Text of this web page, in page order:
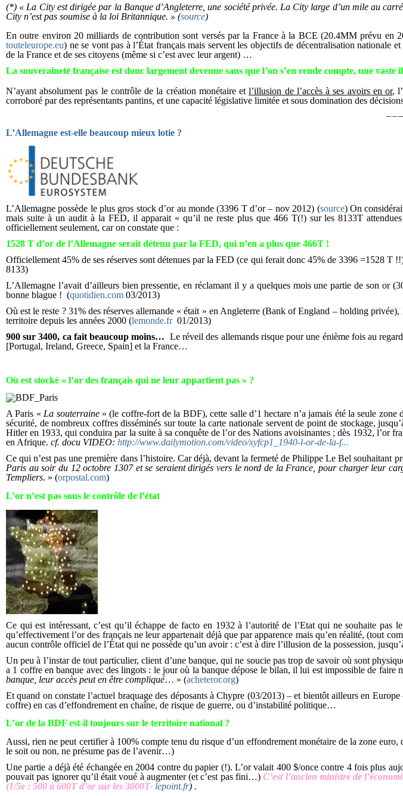
(*) « La City est dirigée par la Banque d’Angleterre, une société privée. La City large d’un mile au
City n’est pas soumise à la loi Britannique. » (source)
En outre environ 20 milliards de contribution sont versés par la France à la BCE (20.4MM prévu en
touteleurope.eu) ne se vont pas à l’État français mais servent les objectifs de décentralisation nationale
de la France et de ses citoyens (même si c’est avec leur argent) …
La souveraineté française est donc largement devenue sans que l’on s’en rende compte, une
N’ayant absolument pas le contrôle de la création monétaire etl’illusion de l’accès à ses avoirs en or,
corroboré par des représentants pantins, et une capacité législative limitée et sous domination des
L’Allemagne est-elle beaucoup mieux lotie ?
L’Allemagne possède le plus gros stock d’or au monde (3396 T d’or – nov 2012) (source) On
mais suite à un audit à la FED, il apparait « qu’il ne reste plus que 466 T(!) sur les 8133T
officiellement seulement, car on constate que :
1528 T d’or de l’Allemagne serait détenu par la FED, qui n’en a plus que 466T !
Officiellement 45% de ses réserves sont détenues par la FED (ce qui ferait donc 45% de 3396 =1528 T
8133)
L’Allemagne l’avait d’ailleurs bien pressentie, en réclamant il y a quelques mois une partie de son
bonne blague ! (quotidien.com 03/2013)
Où est le reste ? 31% des réserves allemande « était » en Angleterre (Bank of England – holding
territoire depuis les années 2000 (lemonde.fr01/2013)
900 sur 3400, ca fait beaucoup moins… Le réveil des allemands risque pour une énième fois au
[Portugal, Ireland, Greece, Spain] et la France…
Où est stocké « l’or des français qui ne leur appartient pas » ?
A Paris « La souterraine» (le coffre-fort de la BDF), cette salle d’1 hectare n’a jamais été la seule
sécurité, de nombreux coffres disséminés sur toute la carte nationale servent de point de stockage,
Hitler en 1933, qui conduira par la suite à sa conquête de l’or des Nations avoisinantes ; dès 1932, l’or
en Afrique. cf. docu VIDEO: http://www.dailymotion.com/video/xyfcp1_1940-l-or-de-la-f...
Ce qui n’est pas une première dans l’histoire. Car déjà, devant la fermeté de Philippe Le Bel souhaitant
Paris au soir du 12 octobre 1307 et se seraient dirigés vers le nord de la France, pour charger leur
Templiers. » (orpostal.com)
L’or n’est pas sous le contrôle de l’état
Ce qui est intéressant, c’est qu’il échappe de facto en 1932 à l’autorité de l’Etat qui ne souhaite
qu’effectivement l’or des français ne leur appartenait déjà que par apparence mais qu’en réalité, (tout
aucun contrôle officiel de l’État qui ne possède qu’un avoir : c’est à dire l’illusion de la possession,
Un peu à l’instar de tout particulier, client d’une banque, qui ne soucie pas trop de savoir où sont
a 1 coffre en banque avec des lingots : le jour où la banque dépose le bilan, il lui est impossible de faire
banque, leur accès peut en être compliqué… » (acheteror.org)
Et quand on constate l’actuel braquage des déposants à Chypre (03/2013) – et bientôt ailleurs en
coffre) en cas d’effondrement en chaîne, de risque de guerre, ou d’instabilité politique…
L’or de la BDF est-il toujours sur le territoire national ?
Aussi, rien ne peut certifier à 100% compte tenu du risque d’un effondrement monétaire de la zone
le soit ou non, ne présume pas de l’avenir…)
Une partie a déjà été échangée en 2004 contre du papier (!). L’or valait 400 $/once contre 4 fois plus
pouvait pas ignorer qu’il était voué à augmenter (et c’est pas fini…)C’est l’ancien ministre de
(1/5e : 500 à 600T d’or sur les 3000T- lepoint.fr) .